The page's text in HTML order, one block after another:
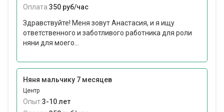
Оплата:350 руб/час
Здравствуйте! Меня зовут Анастасия, и я ищу
ответственного и заботливого работника для роли
няни для моего...
Няня мальчику 7 месяцев
Центр
Опыт:3-10 лет